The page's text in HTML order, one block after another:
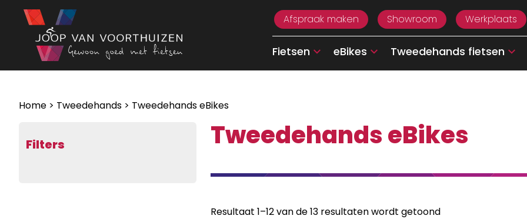
Ga naar de inhoud
Afspraak maken
Showroom Werkplaats
Fietsen eBikes Tweedehands fietsen
Home > Tweedehands > Tweedehands eBikes
Filters Tweedehands eBikes
Resultaat 1–12 van de 13 resultaten wordt getoond